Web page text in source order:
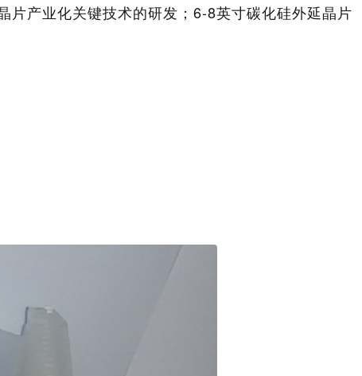
产业化关键技术的研发；6-8英寸碳化硅外延晶片